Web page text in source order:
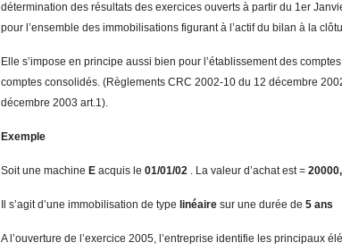
détermination des résultats des exercices ouverts à partir du 1er
pour l’ensemble des immobilisations figurant à l’actif du bilan à la
Elle s’impose en principe aussi bien pour l’établissement des
comptes consolidés. (Règlements CRC 2002-10 du 12 décembre
décembre 2003 art.1).
Exemple
Soit une machine E acquis le 01/01/02 . La valeur d’achat est = 20000
Il s’agit d’une immobilisation de type linéaire sur une durée de 5 ans
A l’ouverture de l’exercice 2005, l’entreprise identifie les principaux